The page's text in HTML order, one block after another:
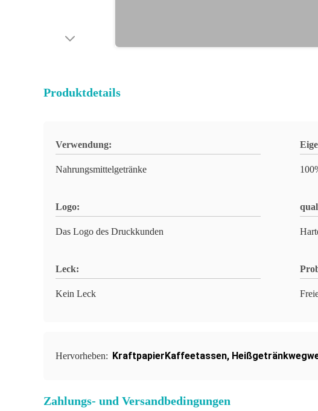
Produktdetails
Verwendung:
Nahrungsmittelgetränke
Logo:
Das Logo des Druckkunden
Leck:
Kein Leck
Hervorheben: KraftpapierKaffeetassen,
Zahlungs- und Versandbedingungen